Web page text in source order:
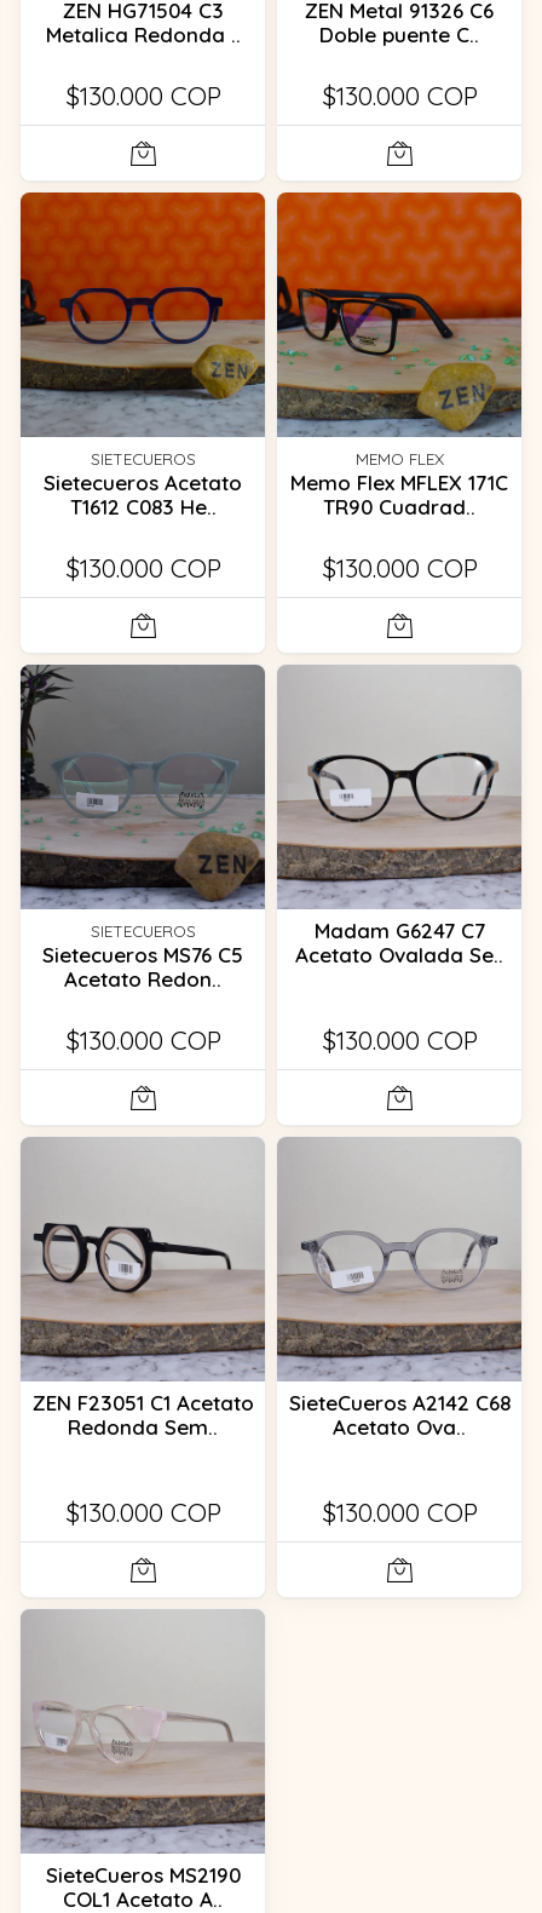
ZEN HG71504 C3
Metalica Redonda ..
$130.000 COP
ZEN Metal 91326 C6
Doble puente C..
$130.000 COP
SIETECUEROS
Sietecueros Acetato
T1612 C083 He..
$130.000 COP
MEMO FLEX
Memo Flex MFLEX 171C
TR90 Cuadrad..
$130.000 COP
SIETECUEROS
Sietecueros MS76 C5
Acetato Redon..
$130.000 COP
Madam G6247 C7
Acetato Ovalada Se..
$130.000 COP
ZEN F23051 C1 Acetato
Redonda Sem..
$130.000 COP
SieteCueros A2142 C68
Acetato Ova..
$130.000 COP
SieteCueros MS2190
COL1 Acetato A..